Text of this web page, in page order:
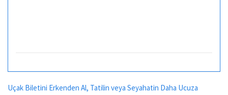
Uçak Biletini Erkenden Al, Tatilin veya Seyahatin Daha Ucuza